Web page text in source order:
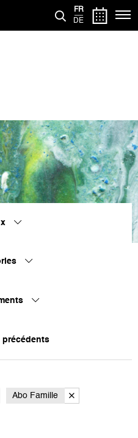
FR
DE
précédents
Abo Famille